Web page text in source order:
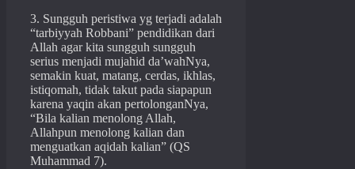
3. Sungguh peristiwa yg terjadi adalah
“tarbiyyah Robbani” pendidikan dari
Allah agar kita sungguh sungguh
serius menjadi mujahid da’wahNya,
semakin kuat, matang, cerdas, ikhlas,
istiqomah, tidak takut pada siapapun
karena yaqin akan pertolonganNya,
“Bila kalian menolong Allah,
Allahpun menolong kalian dan
menguatkan aqidah kalian” (QS
Muhammad 7).